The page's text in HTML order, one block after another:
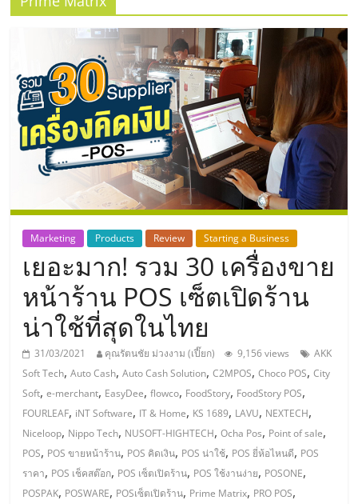
SME
แห่ง
ประเทศไทย,
ThaiSMEsCenter,
รวม
ธุรกิจ
เอ
ส
เอ็
มอี
ไทย,
Marketing Products Review Starting a Business
เยอะมาก! รวม 30 เครื่องขาย
หน้าร้าน POS เซ็ตเปิดร้าน
น่าใช้ที่สุดในไทย
31/03/2021 คุณรัตนชัย ม่วงงาม (เปี๊ยก) 9,156 views
AKK
Soft Tech,Auto Cash,Auto Cash Solution,C2MPOS,Choco POS,City
Soft,e-merchant, EasyDee,flowco, FoodStory, FoodStory POS,
FOURLEAF, iNT Software, IT & Home, KS 1689, LAVU, NEXTECH,
Niceloop, Nippo Tech, NUSOFT-HIGHTECH,Ocha Pos, Point of sale,
POS, POS ขายหน้าร้าน, POS คิดเงิน, POS น่าใช้, POS ยี่ห้อไหนดี, POS
ราคา, POS เช็คสต๊อก, POS เซ็ตเปิดร้าน, POS ใช้งานง่าย, POSONE,
POSPAK, POSWARE, POSเซ็ตเปิดร้าน, Prime Matrix, PRO POS,